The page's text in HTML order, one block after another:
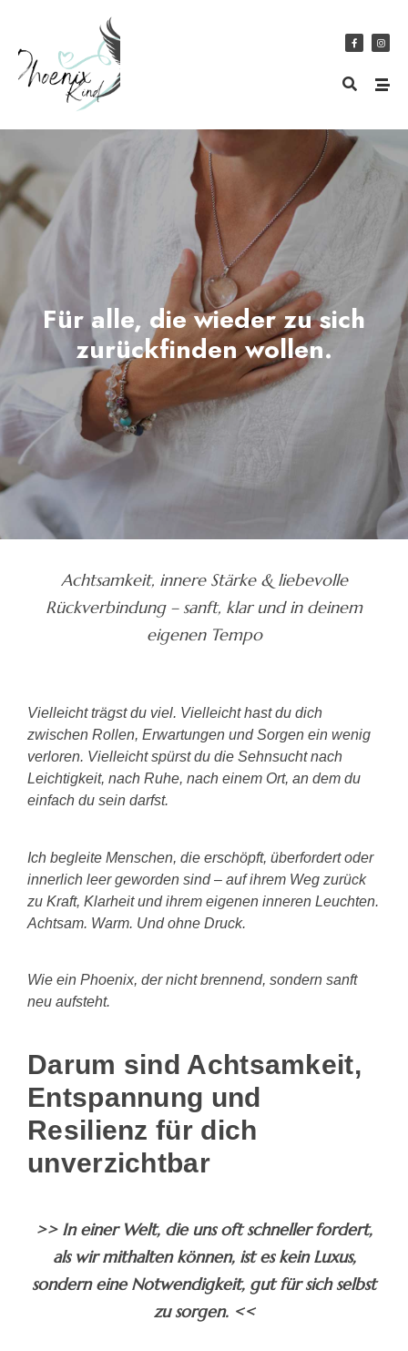
Für alle, die wieder zu sich
zurückfinden wollen.
Achtsamkeit, innere Stärke & liebevolle
Rückverbindung – sanft, klar und in deinem
eigenen Tempo
Vielleicht trägst du viel. Vielleicht hast du dich
zwischen Rollen, Erwartungen und Sorgen ein wenig
verloren. Vielleicht spürst du die Sehnsucht nach
Leichtigkeit, nach Ruhe, nach einem Ort, an dem du
einfach du sein darfst.
Ich begleite Menschen, die erschöpft, überfordert oder
innerlich leer geworden sind – auf ihrem Weg zurück
zu Kraft, Klarheit und ihrem eigenen inneren Leuchten.
Achtsam. Warm. Und ohne Druck.
Wie ein Phoenix, der nicht brennend, sondern sanft
neu aufsteht.
Darum sind Achtsamkeit,
Entspannung und
Resilienz für dich
unverzichtbar
>> In einer Welt, die uns oft schneller fordert,
als wir mithalten können, ist es kein Luxus,
sondern eine Notwendigkeit, gut für sich selbst
zu sorgen. <<